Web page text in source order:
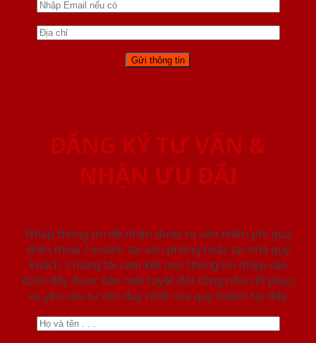
ĐĂNG KÝ TƯ VẤN &
NHẬN ƯU ĐÃI
Nhập thông tin để nhận được tư vấn miễn phí qua
điện thoại / email/ tại văn phòng hoặc tại nhà quý
khách. Chúng tôi cam kết mọi thông tin nhập vào
dưới đây được bảo mật tuyệt đối cũng như chỉ phục
vụ yêu cầu tư vấn duy nhất của quý khách tại đây.